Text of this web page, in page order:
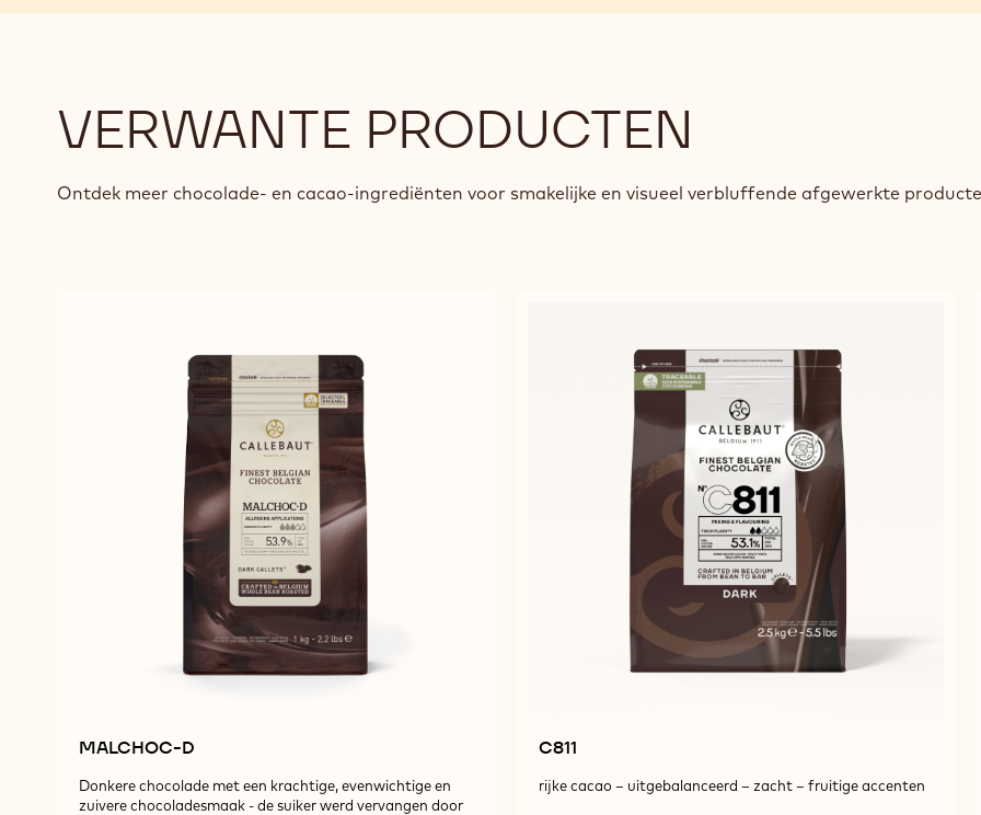
VERWANTE PRODUCTEN
Ontdek meer chocolade- en cacao-ingrediënten voor smakelijke en visueel verbluffende afgewerkte
MALCHOC-D
Donkere chocolade met een krachtige, evenwichtige en
zuivere chocoladesmaak - de suiker werd vervangen door
C811
rijke cacao – uitgebalanceerd – zacht – fruitige accenten